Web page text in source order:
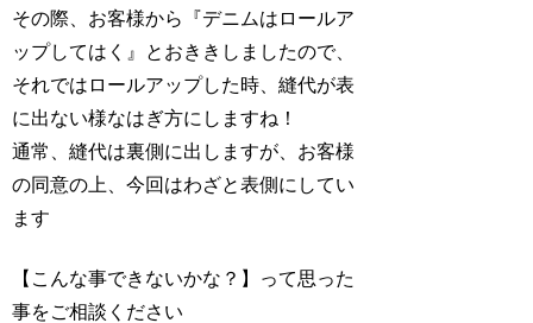
その際、お客様から『デニムはロールア
ップしてはく』とおききしましたので、
それではロールアップした時、縫代が表
に出ない様なはぎ方にしますね！
通常、縫代は裏側に出しますが、お客様
の同意の上、今回はわざと表側にしてい
ます
【こんな事できないかな？】って思った
事をご相談ください